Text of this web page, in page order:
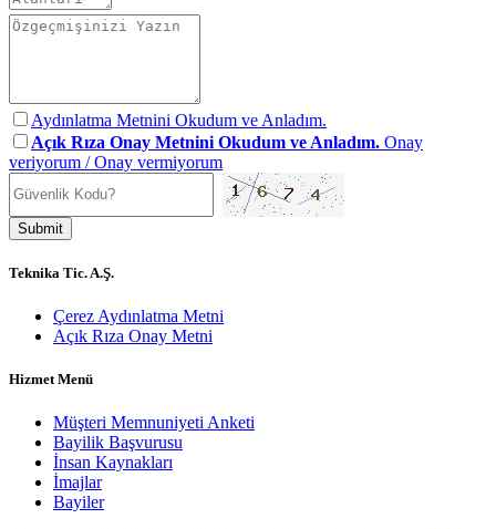
Aydınlatma Metnini Okudum ve Anladım.
Açık Rıza Onay Metnini Okudum ve Anladım. Onay
veriyorum / Onay vermiyorum
Submit
Teknika Tic. A.Ş.
Çerez Aydınlatma Metni
Açık Rıza Onay Metni
Hizmet Menü
Müşteri Memnuniyeti Anketi
Bayilik Başvurusu
İnsan Kaynakları
İmajlar
Bayiler